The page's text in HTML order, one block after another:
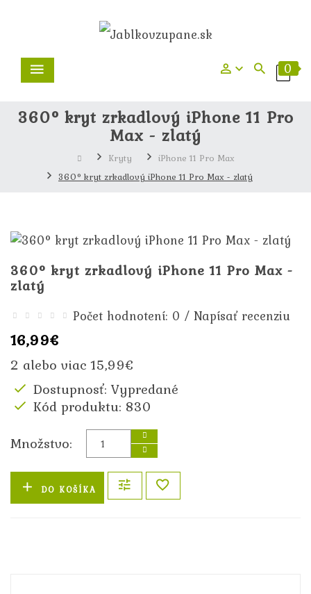
0
360° kryt zrkadlový iPhone 11 Pro
Max - zlatý
Kryty
iPhone 11 Pro Max
360° kryt zrkadlový iPhone 11 Pro Max - zlatý
360° kryt zrkadlový iPhone 11 Pro Max -
zlatý
Počet hodnotení: 0 / Napísať recenziu
16,99€
2 alebo viac 15,99€
Dostupnosť: Vypredané
Kód produktu: 830
Množstvo:
DO KOŠÍKA